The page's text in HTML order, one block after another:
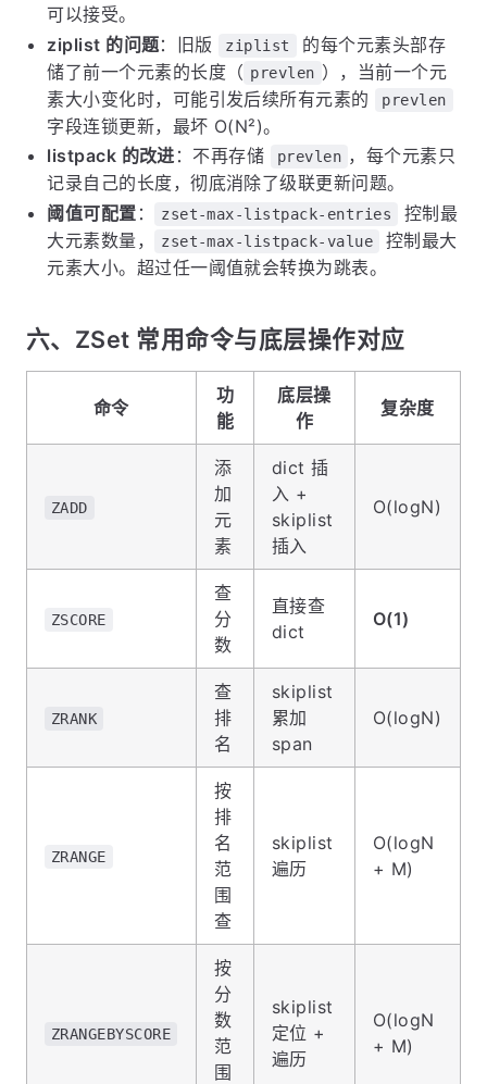
可以接受。
ziplist 的问题：旧版 ziplist
的每个元素头部存
储了前一个元素的长度（ prevlen ），当前一个元
素大小变化时，可能引发后续所有元素的
prevlen
字段连锁更新，最坏 O(N²)。
listpack 的改进 ：不再存储 prevlen ，每个元素只
记录自己的长度，彻底消除了级联更新问题。
阈值可配置 ： zset-max-listpack-entries
控制最
大元素数量，
zset-max-listpack-value
控制最大
元素大小。超过任一阈值就会转换为跳表。
六、ZSet 常用命令与底层操作对应
命令
功
能
底层操
作
复杂度
ZADD
添
加
元
素
dict 插
入 +
skiplist
插入
O(logN)
ZSCORE
查
分
数
直接查
dict
O(1)
ZRANK
查
排
名
skiplist
累加
span
O(logN)
ZRANGE
按
排
名
范
围
查
skiplist
遍历
O(logN
+ M)
ZRANGEBYSCORE
按
分
数
范
围
skiplist
定位 +
遍历
O(logN
+ M)